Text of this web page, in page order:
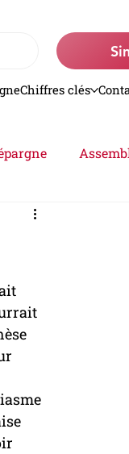
Chiffres clés